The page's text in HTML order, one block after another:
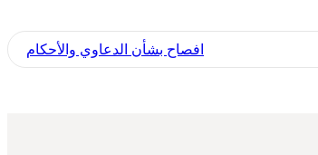
افصاح بشأن الدعاوي والأحكام